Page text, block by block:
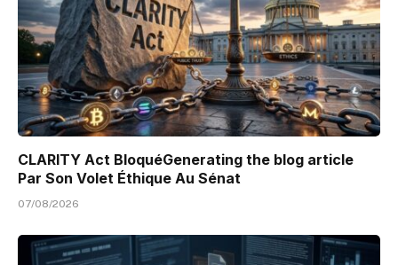
CLARITY Act BloquéGenerating the blog article
Par Son Volet Éthique Au Sénat
07/08/2026